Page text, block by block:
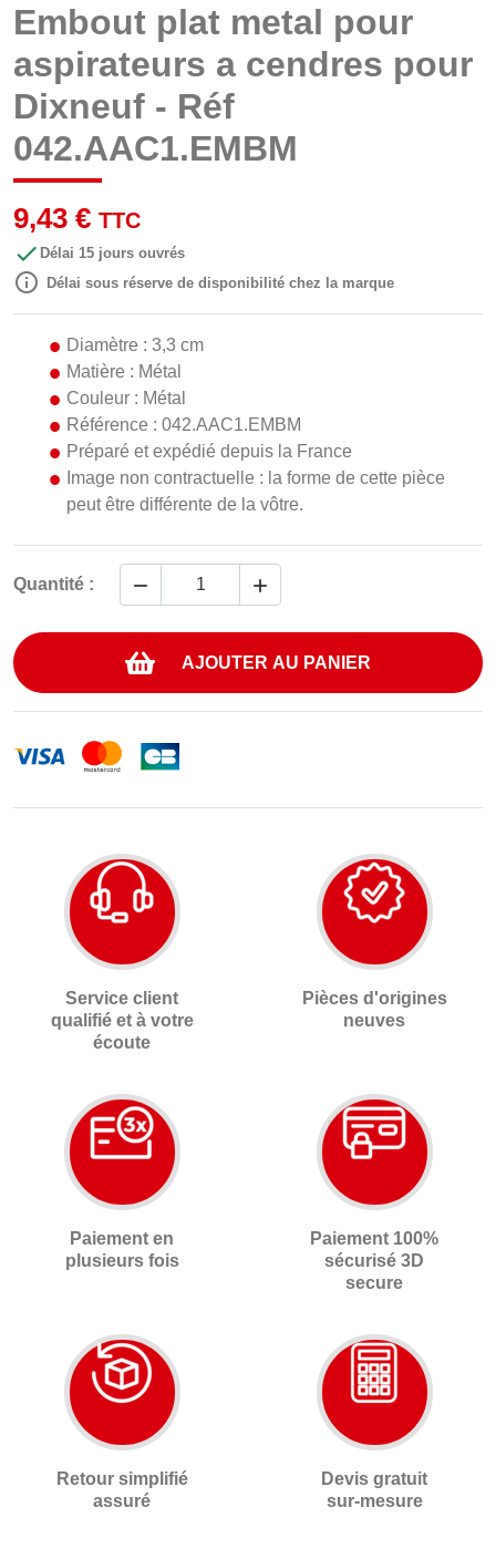
Embout plat metal pour
aspirateurs a cendres pour
Dixneuf - Réf
042.AAC1.EMBM
9,43 € TTC
 Délai 15 jours ouvrés
 Délai sous réserve de disponibilité chez la marque
Diamètre : 3,3 cm
Matière : Métal
Couleur : Métal
Référence : 042.AAC1.EMBM
Préparé et expédié depuis la France
Image non contractuelle : la forme de cette pièce
peut être différente de la vôtre.
Quantité :  
AJOUTER AU PANIER
Service client
qualifié et à votre
écoute
Pièces d'origines
neuves
Paiement en
plusieurs fois
Paiement 100%
sécurisé 3D
secure
Retour simplifié
assuré
Devis gratuit
sur-mesure